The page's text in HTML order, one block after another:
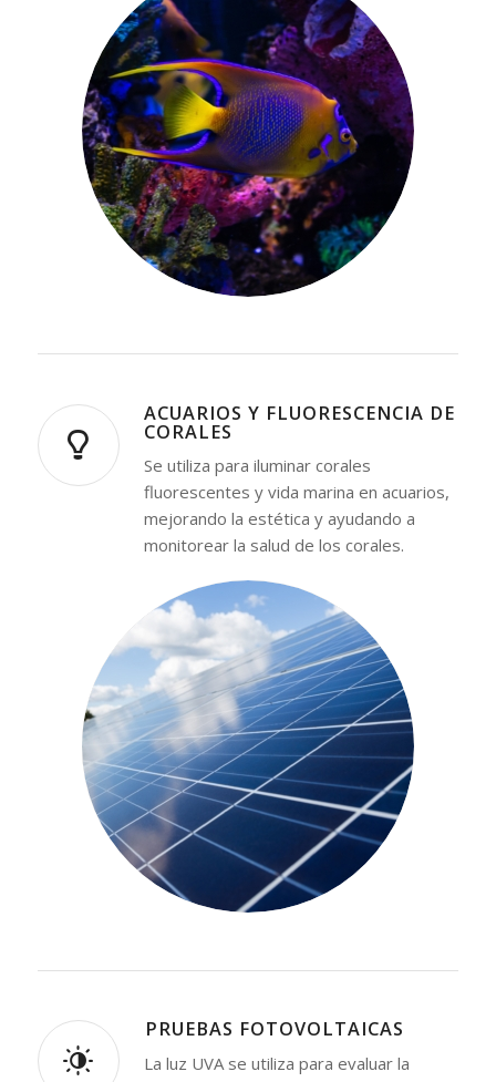
ACUARIOS Y FLUORESCENCIA DE
CORALES
Se utiliza para iluminar corales
fluorescentes y vida marina en acuarios,
mejorando la estética y ayudando a
monitorear la salud de los corales.
⁠PRUEBAS FOTOVOLTAICAS
La luz UVA se utiliza para evaluar la